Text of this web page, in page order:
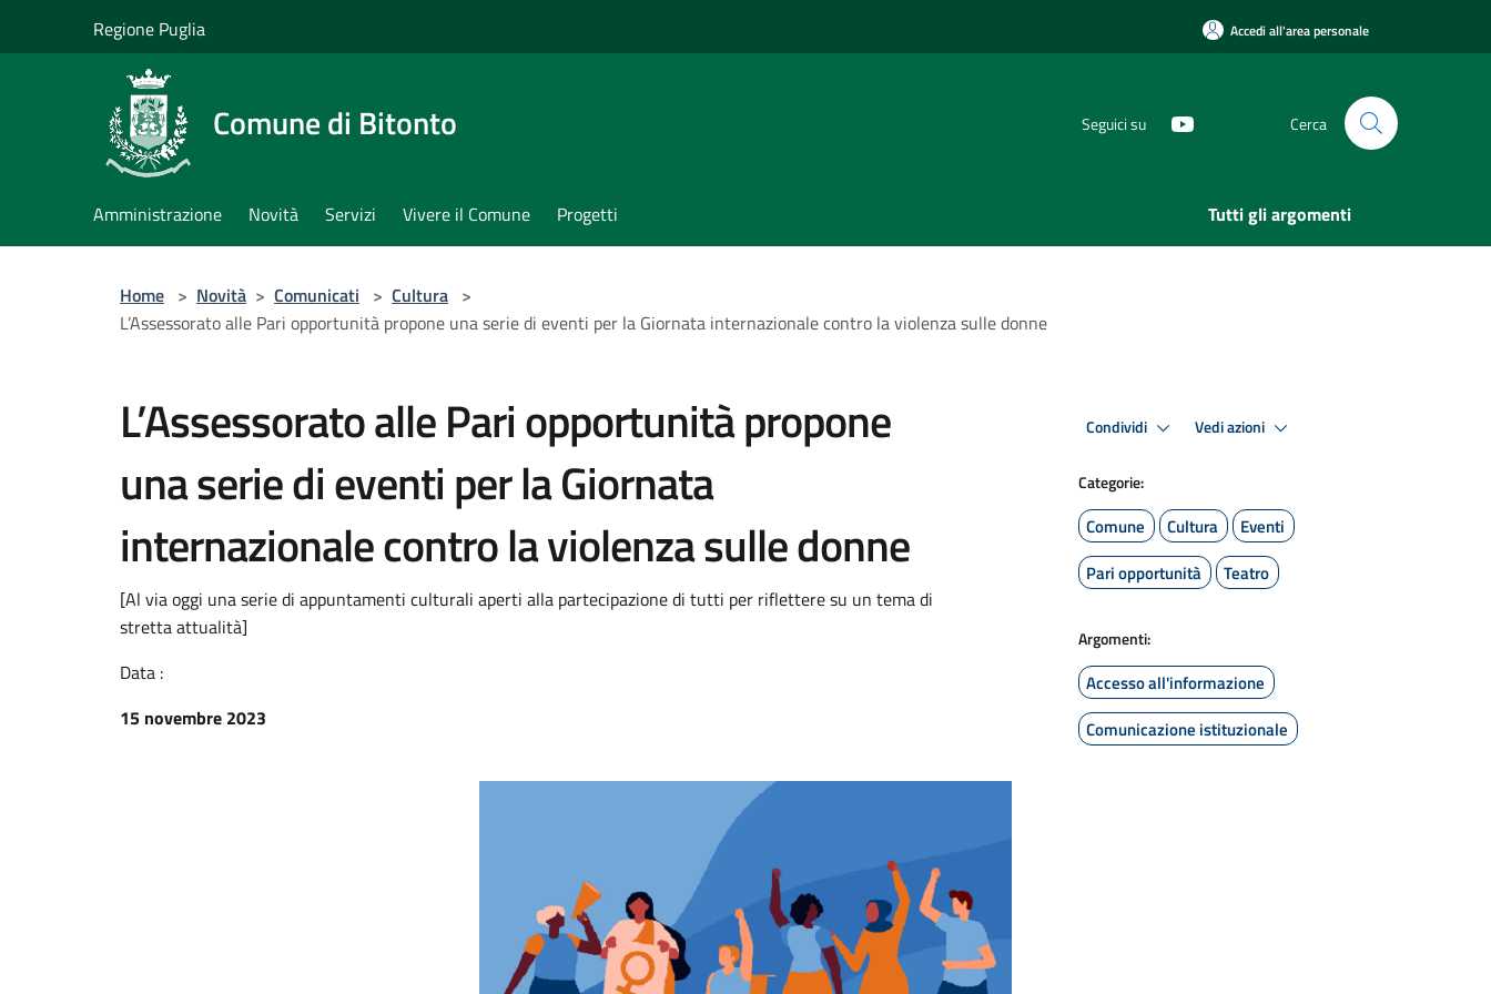
Regione Puglia Accedi all'area personale
Comune di Bitonto Seguici su Cerca
Amministrazione Novità Servizi Vivere il Comune Progetti Tutti gli argomenti
Home > Novità > Comunicati > Cultura >
L’Assessorato alle Pari opportunità propone una serie di eventi per la Giornata internazionale contro la violenza sulle donne
L’Assessorato alle Pari opportunità propone
una serie di eventi per la Giornata
internazionale contro la violenza sulle donne
[Al via oggi una serie di appuntamenti culturali aperti alla partecipazione di tutti per riflettere su un tema di
stretta attualità]
Data :
15 novembre 2023
Condividi Vedi azioni
Categorie:
Comune Cultura
Eventi
Pari opportunità
Teatro
Argomenti:
Accesso all'informazione
Comunicazione istituzionale